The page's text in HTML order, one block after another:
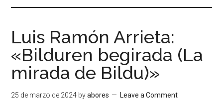
Luis Ramón Arrieta:
«Bilduren begirada (La
mirada de Bildu)»
25 de marzo de 2024 byabores Leave a Comment